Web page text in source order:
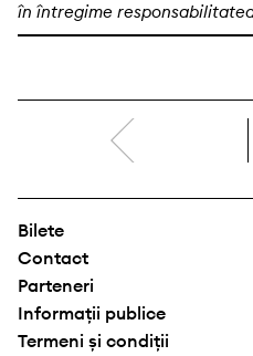
în întregime
Bilete
Contact
Parteneri
Informații publice
Termeni și condiții